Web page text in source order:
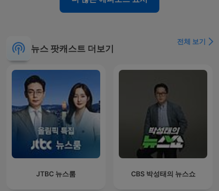
뉴스 팟캐스트 더보기
전체 보기
JTBC 뉴스룸 CBS 박성태의 뉴스쇼